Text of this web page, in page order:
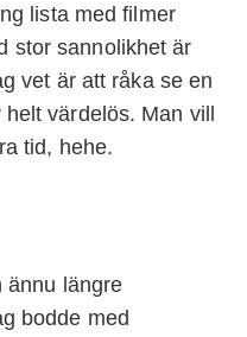
lista med filmer
stor sannolikhet är
vet är att råka se en
värdelös. Man vill
tid, hehe.
ännu längre
bodde med